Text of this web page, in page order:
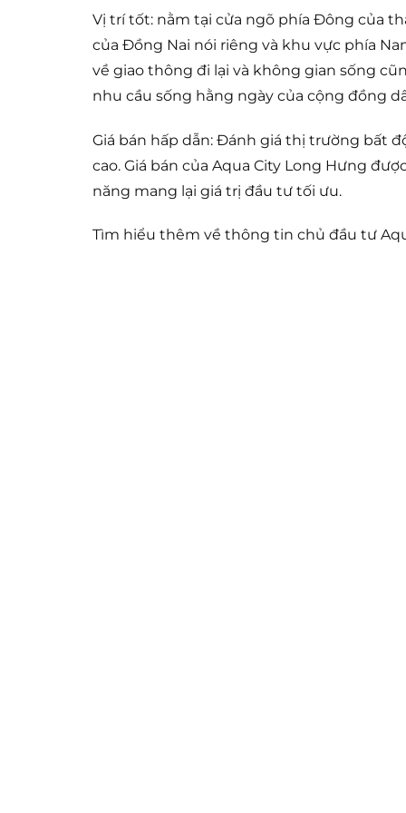
Vị trí tốt: nằm tại cửa ngõ phía Đông của
của Đồng Nai nói riêng và khu vực phía
về giao thông đi lại và không gian sống
nhu cầu sống hằng ngày của cộng đồng
Giá bán hấp dẫn: Đánh giá thị trường bất
cao. Giá bán của Aqua City Long Hưng
năng mang lại giá trị đầu tư tối ưu.
Tìm hiểu thêm về thông tin chủ đầu tư